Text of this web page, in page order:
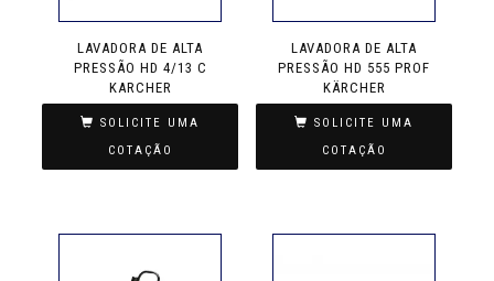
LAVADORA DE ALTA
PRESSÃO HD 4/13 C
KARCHER
SOLICITE UMA
COTAÇÃO
LAVADORA DE ALTA
PRESSÃO HD 555 PROF
KÄRCHER
SOLICITE UMA
COTAÇÃO